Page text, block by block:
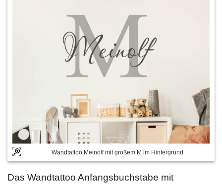
Wandtattoo Meinolf mit großem M im Hintergrund
Das Wandtattoo Anfangsbuchstabe mit